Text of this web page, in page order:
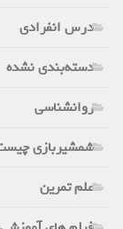
درس انفرادی
دسته‌بندی نشده
روانشناسی
شمشیربازی چیست؟
علم تمرین